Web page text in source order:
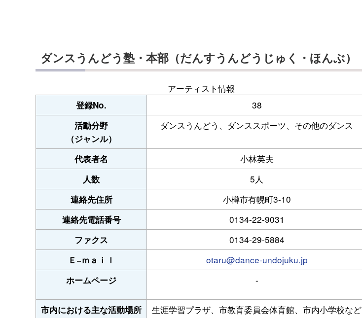
ダンスうんどう塾・本部（だんすうんどうじゅく・ほんぶ）
アーティスト情報
登録No. 38
活動分野
（ジャンル）
ダンスうんどう、ダンススポーツ、その他のダンス
代表者名 小林英夫
人数 5人
連絡先住所 小樽市有幌町3-10
連絡先電話番号 0134-22-9031
ファクス 0134-29-5884
Ｅ−ｍａｉｌ otaru@dance-undojuku.jp
ホームページ -
市内における主な活動場所 生涯学習プラザ、市教育委員会体育館、市内小学校など